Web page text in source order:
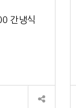
간냉식